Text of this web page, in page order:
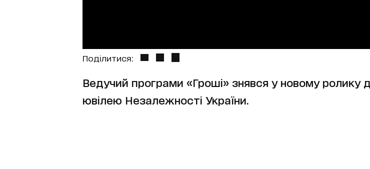
Поділитися:
Ведучий програми «Гроші» знявся у новому ролику
ювілею Незалежності України.